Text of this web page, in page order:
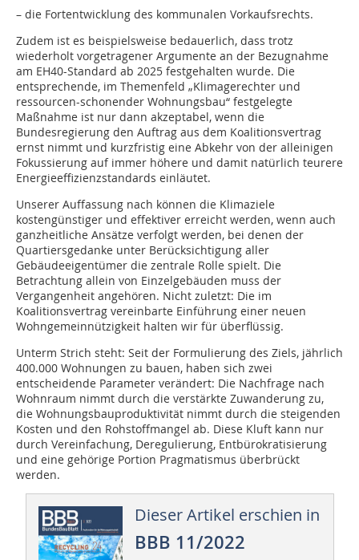
– die Fortentwicklung des kommunalen Vorkaufsrechts.
Zudem ist es beispielsweise bedauerlich, dass trotz
wiederholt vorgetragener Argumente an der Bezugnahme
am EH40-Standard ab 2025 festgehalten wurde. Die
entsprechende, im Themenfeld „Klimagerechter und
ressourcen-schonender Wohnungsbau“ festgelegte
Maßnahme ist nur dann akzeptabel, wenn die
Bundesregierung den Auftrag aus dem Koalitionsvertrag
ernst nimmt und kurzfristig eine Abkehr von der alleinigen
Fokussierung auf immer höhere und damit natürlich teurere
Energieeffizienzstandards einläutet.
Unserer Auffassung nach können die Klimaziele
kostengünstiger und effektiver erreicht werden, wenn auch
ganzheitliche Ansätze verfolgt werden, bei denen der
Quartiersgedanke unter Berücksichtigung aller
Gebäudeeigentümer die zentrale Rolle spielt. Die
Betrachtung allein von Einzelgebäuden muss der
Vergangenheit angehören. Nicht zuletzt: Die im
Koalitionsvertrag vereinbarte Einführung einer neuen
Wohngemeinnützigkeit halten wir für überflüssig.
Unterm Strich steht: Seit der Formulierung des Ziels, jährlich
400.000 Wohnungen zu bauen, haben sich zwei
entscheidende Parameter verändert: Die Nachfrage nach
Wohnraum nimmt durch die verstärkte Zuwanderung zu,
die Wohnungsbauproduktivität nimmt durch die steigenden
Kosten und den Rohstoffmangel ab. Diese Kluft kann nur
durch Vereinfachung, Deregulierung, Entbürokratisierung
und eine gehörige Portion Pragmatismus überbrückt
werden.
Dieser Artikel erschien in
BBB 11/2022